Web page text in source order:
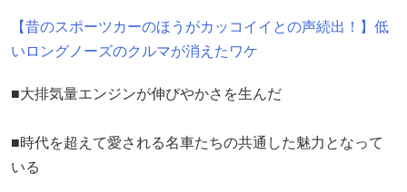
【昔のスポーツカーのほうがカッコイイとの声続出！】低
いロングノーズのクルマが消えたワケ
■大排気量エンジンが伸びやかさを生んだ
■時代を超えて愛される名車たちの共通した魅力となって
いる